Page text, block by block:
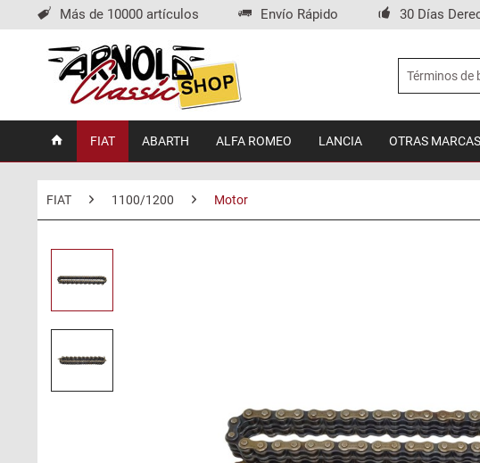
Más de 10000 artículos Envío Rápido 30 Días
FIAT ABARTH ALFA ROMEO LANCIA OTRAS MARCAS
FIAT 1100/1200 Motor